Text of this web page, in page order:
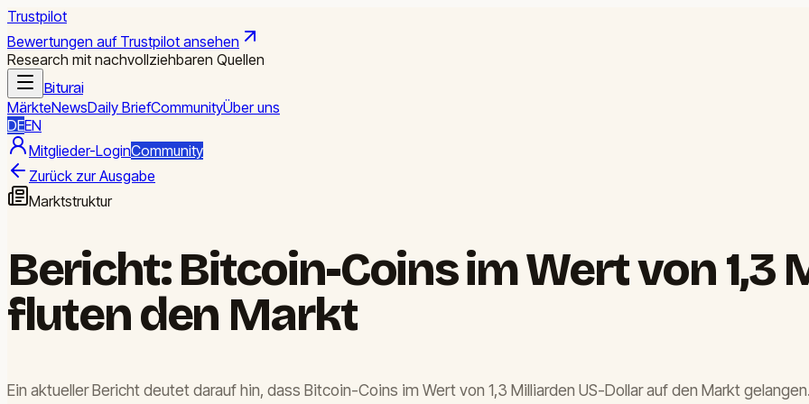
Trustpilot
Bewertungen auf Trustpilot ansehen
Research mit nachvollziehbaren Quellen
Biturai
MärkteNewsDaily BriefCommunityÜber uns
DEEN
Mitglieder-LoginCommunity
Zurück zur Ausgabe
Marktstruktur
Bericht: Bitcoin-Coins im Wert von 1,3
fluten den Markt
Ein aktueller Bericht deutet darauf hin, dass Bitcoin-Coins im Wert von 1,3 Milliarden US-Dollar auf den Markt